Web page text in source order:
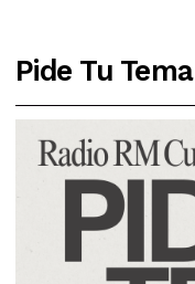
Pide Tu Tema